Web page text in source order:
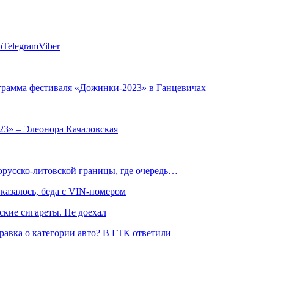
TelegramViber
фестиваля «Дожинки-2023» в Ганцевичах
– Элеонора Качаловская
литовской границы, где очередь…
беда с VIN-номером
сигареты. Не доехал
о категории авто? В ГТК ответили